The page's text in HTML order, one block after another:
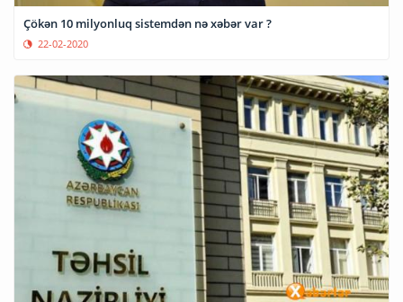
Çökən 10 milyonluq sistemdən nə xəbər var ?
22-02-2020